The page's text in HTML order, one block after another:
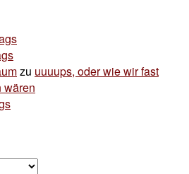
zu uuuups, oder wie wir fast
wären